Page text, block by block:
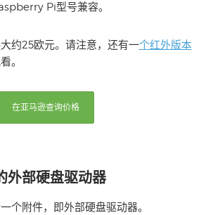
Pi型号兼容。
约25欧元。请注意，还有一个红外版本
。
在亚马逊查询价格
部硬盘驱动器
个附件，即外部硬盘驱动器。